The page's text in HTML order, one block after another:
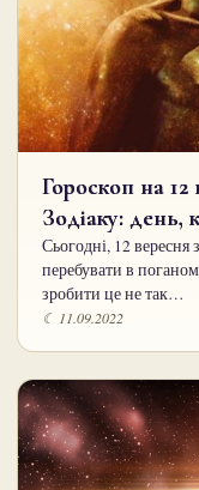
Гороскоп на 12
Зодіаку: день,
Сьогодні, 12 вересня
перебувати в
зробити це не так…
☾ 11.09.2022